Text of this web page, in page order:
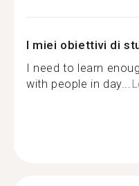
I miei obiettivi di
I need to learn
with people in day...